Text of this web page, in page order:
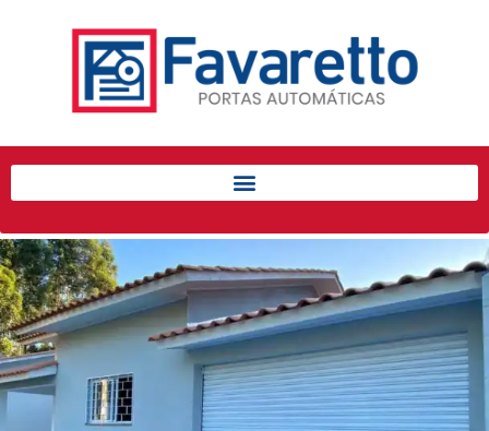
Início
Produtos
Porta de Enrolar Automática
Automatizadores
Acessórios Para Portas de
Enrolar
Pintura eletrostática